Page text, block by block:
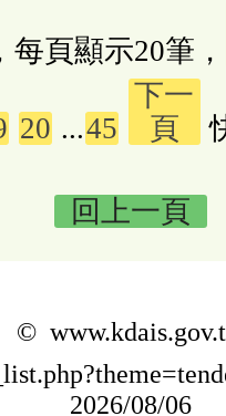
每頁顯示20筆，
20 ...45
下一
頁
回上一頁
©
2026/08/06